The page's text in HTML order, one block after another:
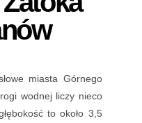
miasta Górnego
wodnej liczy nieco
to około 3,5